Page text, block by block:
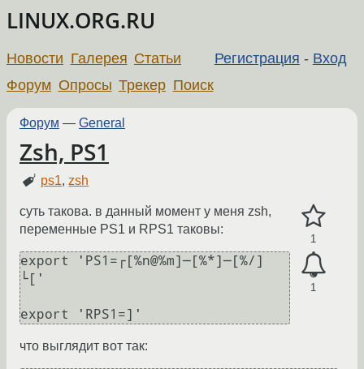
LINUX.ORG.RU
Регистрация - Вход
Новости Галерея Статьи
Форум Опросы Трекер Поиск
Форум — General
Zsh, PS1
ps1,zsh
1
1
суть такова. в данный момент у меня zsh,
переменные PS1 и RPS1 таковы:
export 'PS1=┌[%n@%m]─[%*]─[%/]
└['
что выглядит вот так: